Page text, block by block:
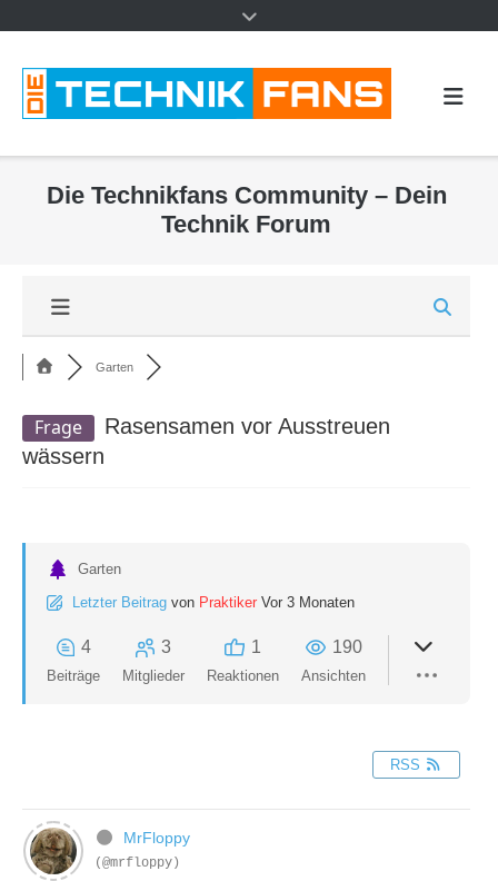
Die Technikfans Community – Dein
Technik Forum
Garten
Frage
Rasensamen vor Ausstreuen
wässern
Garten
Letzter Beitrag von Praktiker Vor 3 Monaten
4
Beiträge
3
Mitglieder
1
Reaktionen
190
Ansichten
RSS
MrFloppy
(@mrfloppy)